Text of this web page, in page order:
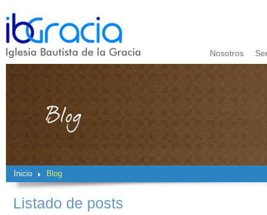
Nosotros
Inicio Blog
Listado de posts